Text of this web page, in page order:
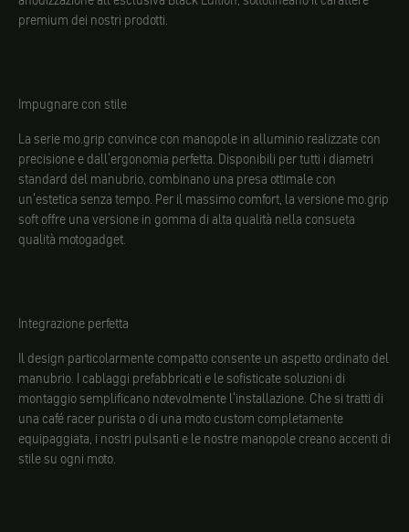
premium dei nostri prodotti.
Impugnare con stile
La serie mo.grip convince con manopole in alluminio realizzate con
precisione e dall'ergonomia perfetta. Disponibili per tutti i diametri
standard del manubrio, combinano una presa ottimale con
un'estetica senza tempo. Per il massimo comfort, la versione mo.grip
soft offre una versione in gomma di alta qualità nella consueta
qualità motogadget.
Integrazione perfetta
Il design particolarmente compatto consente un aspetto ordinato del
manubrio. I cablaggi prefabbricati e le sofisticate soluzioni di
montaggio semplificano notevolmente l'installazione. Che si tratti di
una café racer purista o di una moto custom completamente
equipaggiata, i nostri pulsanti e le nostre manopole creano accenti di
stile su ogni moto.